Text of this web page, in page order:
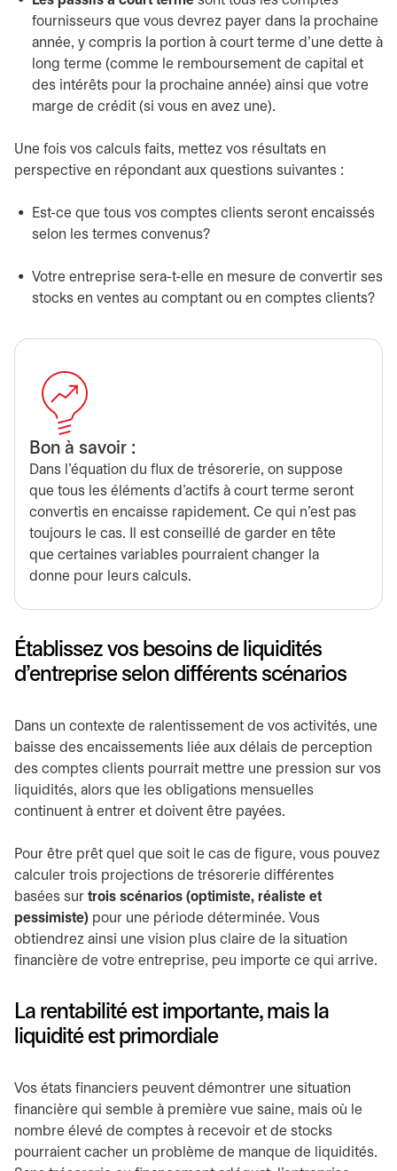
fournisseurs que vous devrez payer dans la prochaine
année, y compris la portion à court terme d’une dette à
long terme (comme le remboursement de capital et
des intérêts pour la prochaine année) ainsi que votre
marge de crédit (si vous en avez une).
Une fois vos calculs faits, mettez vos résultats en
perspective en répondant aux questions suivantes :
Est-ce que tous vos comptes clients seront encaissés
selon les termes convenus?
Votre entreprise sera-t-elle en mesure de convertir ses
stocks en ventes au comptant ou en comptes clients?
Bon à savoir :
Dans l’équation du flux de trésorerie, on suppose
que tous les éléments d’actifs à court terme seront
convertis en encaisse rapidement. Ce qui n’est pas
toujours le cas. Il est conseillé de garder en tête
que certaines variables pourraient changer la
donne pour leurs calculs.
Établissez vos besoins de liquidités
d’entreprise selon différents scénarios
Dans un contexte de ralentissement de vos activités, une
baisse des encaissements liée aux délais de perception
des comptes clients pourrait mettre une pression sur vos
liquidités, alors que les obligations mensuelles
continuent à entrer et doivent être payées.
Pour être prêt quel que soit le cas de figure, vous pouvez
calculer trois projections de trésorerie différentes
basées sur trois scénarios (optimiste, réaliste et
pessimiste) pour une période déterminée. Vous
obtiendrez ainsi une vision plus claire de la situation
financière de votre entreprise, peu importe ce qui arrive.
La rentabilité est importante, mais la
liquidité est primordiale
Vos états financiers peuvent démontrer une situation
financière qui semble à première vue saine, mais où le
nombre élevé de comptes à recevoir et de stocks
pourraient cacher un problème de manque de liquidités.